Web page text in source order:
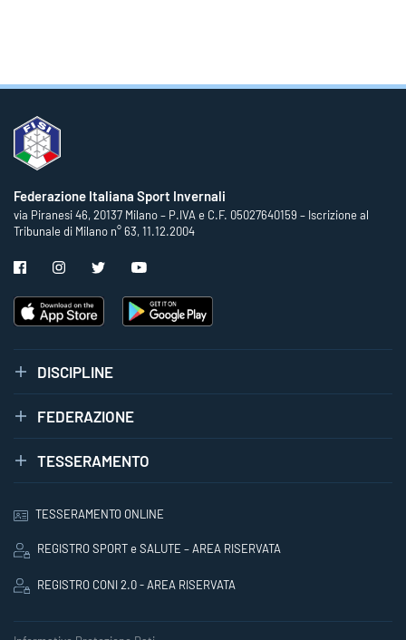
Federazione Italiana Sport Invernali
via Piranesi 46, 20137 Milano – P.IVA e C.F. 05027640159 – Iscrizione al
Tribunale di Milano n° 63, 11.12.2004
DISCIPLINE
FEDERAZIONE
TESSERAMENTO
TESSERAMENTO ONLINE
REGISTRO SPORT e SALUTE – AREA RISERVATA
REGISTRO CONI 2.0 - AREA RISERVATA